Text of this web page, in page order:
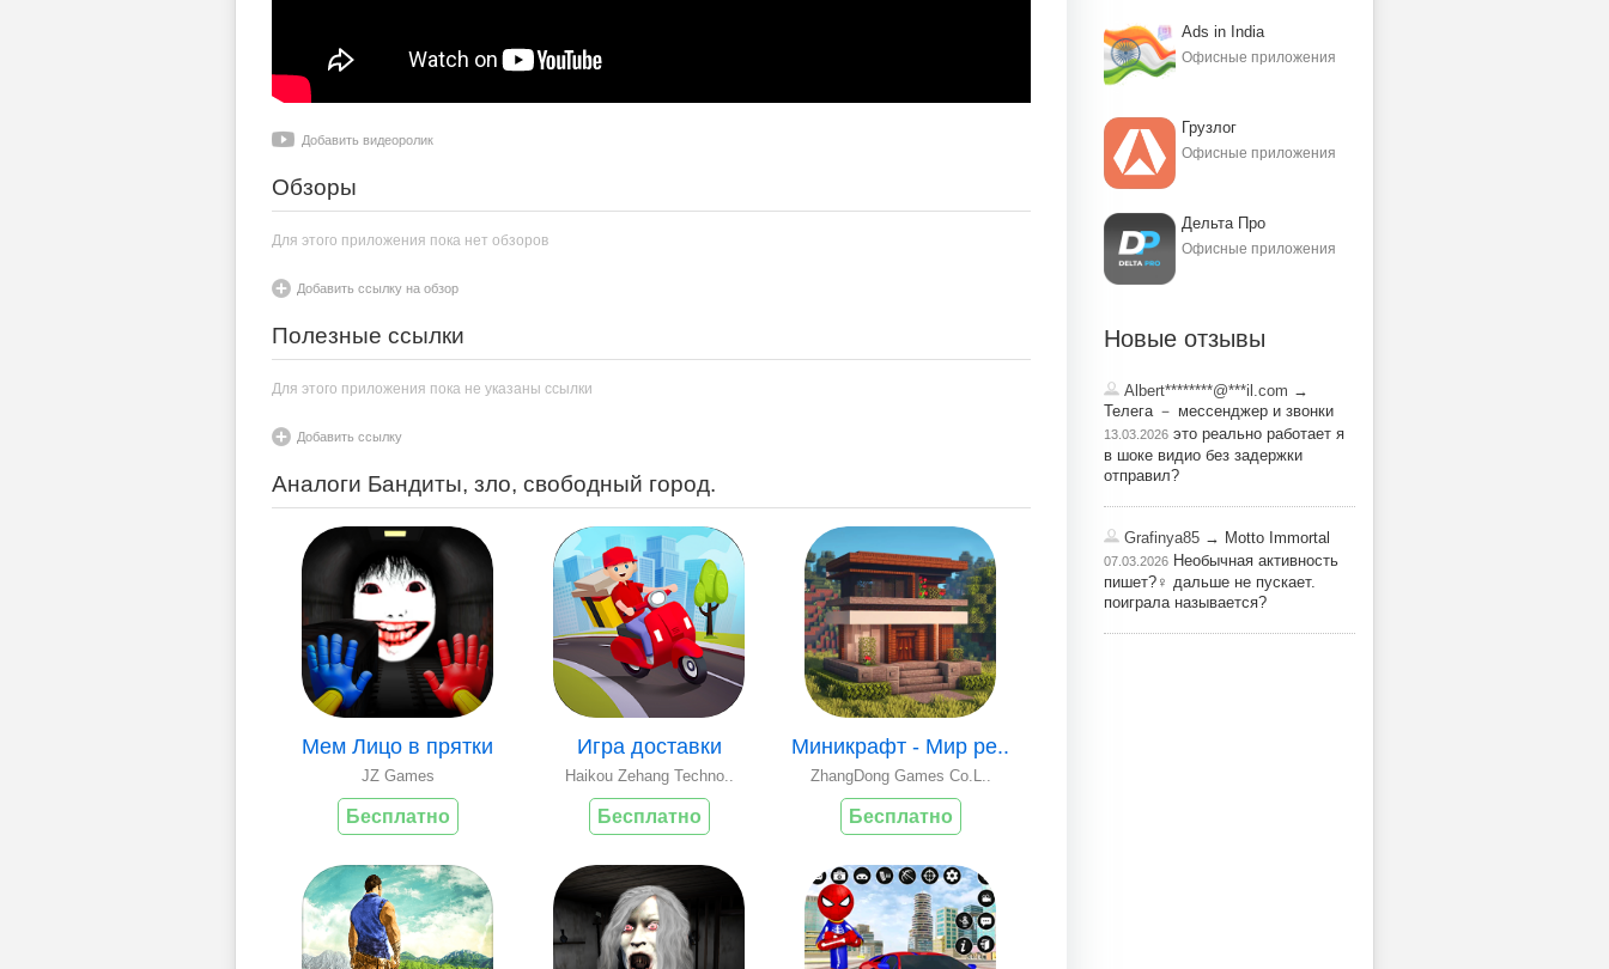
Добавить видеоролик
Обзоры
Для этого приложения пока нет обзоров
Добавить ссылку на обзор
Полезные ссылки
Для этого приложения пока не указаны ссылки
Добавить ссылку
Аналоги Бандиты, зло, свободный город.
Мем Лицо в прятки
JZ Games
Бесплатно
Игра доставки
Haikou Zehang Techno..
Бесплатно
Миникрафт - Мир ре..
ZhangDong Games Co.L..
Бесплатно
Ads in India
Офисные приложения
Грузлог
Офисные приложения
Дельта Про
Офисные приложения
Новые отзывы
Albert********@***il.com →
Телега － мессенджер и звонки
13.03.2026 это реально работает я
в шоке видио без задержки
отправил?
Grafinya85 → Motto Immortal
07.03.2026 Необычная активность
пишет?‍♀️ дальше не пускает.
поиграла называется?